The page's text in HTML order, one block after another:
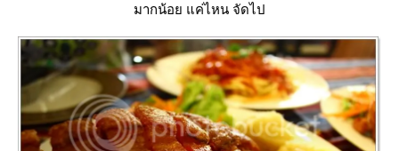
มากน้อย แค่ไหน จัดไป